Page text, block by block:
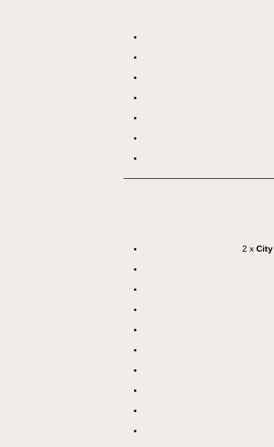
2 x City